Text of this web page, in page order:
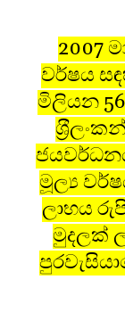
2007
වර්ෂය
මිලියන
මූල්‍ය
ලාභය
මුදලක්